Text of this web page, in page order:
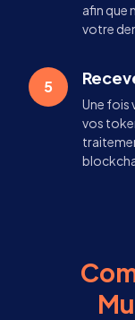
afin que
votre
5
Une fois
vos